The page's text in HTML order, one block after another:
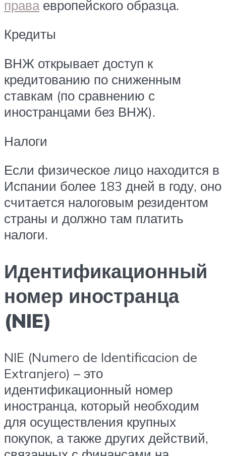
праваевропейского образца.
Кредиты
ВНЖ открывает доступ к
кредитованию по сниженным
ставкам (по сравнению с
иностранцами без ВНЖ).
Налоги
Если физическое лицо находится в
Испании более 183 дней в году, оно
считается налоговым резидентом
страны и должно там платить
налоги.
Идентификационный
номер иностранца
(NIE)
NIE (Numero de Identificacion de
Extranjero) – это
идентификационный номер
иностранца, который необходим
для осуществления крупных
покупок, а также других действий,